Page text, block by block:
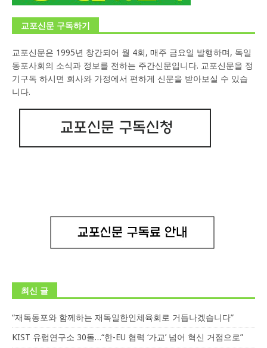
교포신문 구독하기
교포신문은 1995년 창간되어 월 4회, 매주 금요일 발행하며, 독일
동포사회의 소식과 정보를 전하는 주간신문입니다. 교포신문을 정
기구독 하시면 회사와 가정에서 편하게 신문을 받아보실 수 있습
니다.
최신 글
“재독동포와 함께하는 재독일한인체육회로 거듭나겠습니다”
KIST 유럽연구소 30돌…“한-EU 협력 ‘가교’ 넘어 혁신 거점으로”